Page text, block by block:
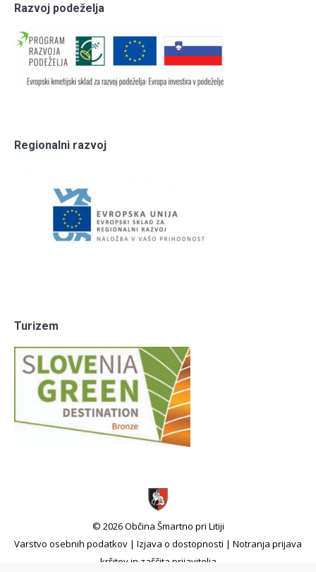
Razvoj podeželja
Regionalni razvoj
Turizem
© 2026 Občina Šmartno pri Litiji
Varstvo osebnih podatkov | Izjava o dostopnosti | Notranja prijava
kršitev in zaščita prijavitelja